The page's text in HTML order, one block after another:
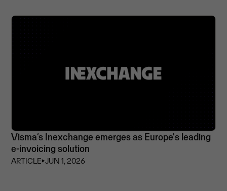
Visma’s Inexchange emerges as Europe's leading
e-invoicing solution
ARTICLE⏵JUN 1, 2026